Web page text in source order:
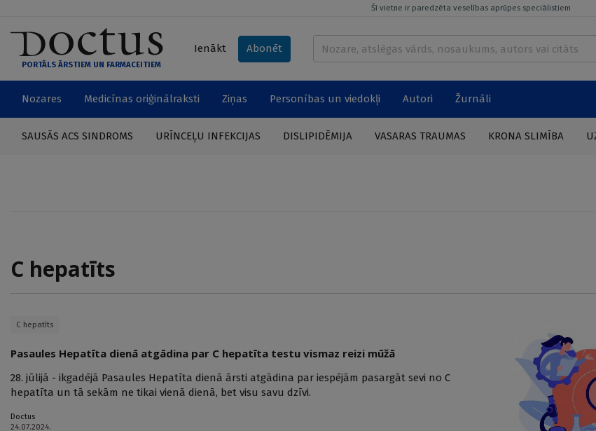
Šī vietne ir paredzēta veselības aprūpes speciālistiem
PORTĀLS ĀRSTIEM UN FARMACEITIEM
Ienākt Abonēt
Nozares Medicīnas oriģinālraksti Ziņas Personības un viedokļi Autori Žurnāli
SAUSĀS ACS SINDROMS URĪNCEĻU INFEKCIJAS DISLIPIDĒMIJA VASARAS TRAUMAS KRONA SLIMĪBA
C hepatīts
C hepatīts
Pasaules Hepatīta dienā atgādina par C hepatīta testu vismaz reizi mūžā
28. jūlijā - ikgadējā Pasaules Hepatīta dienā ārsti atgādina par iespējām pasargāt sevi no C
hepatīta un tā sekām ne tikai vienā dienā, bet visu savu dzīvi.
Doctus
24.07.2024.